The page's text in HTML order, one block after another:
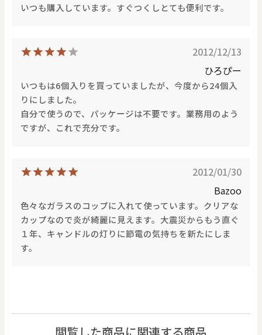
いつも購入しています。すぐつくしとても便利です。
2012/12/13
ひろぴー
いつもは6個入りを買っていましたが、今度から24個入
りにしました。
自分で使うので、パッケージは不要です。業務用のよう
ですが、これで充分です。
2012/01/30
Bazoo
色々なガラスのコップに入れて使っています。クリアな
カップなので炎が綺麗に見えます。大震災からもう直ぐ
１年、キャンドルの灯りに節電の気持ちを新たにしま
す。